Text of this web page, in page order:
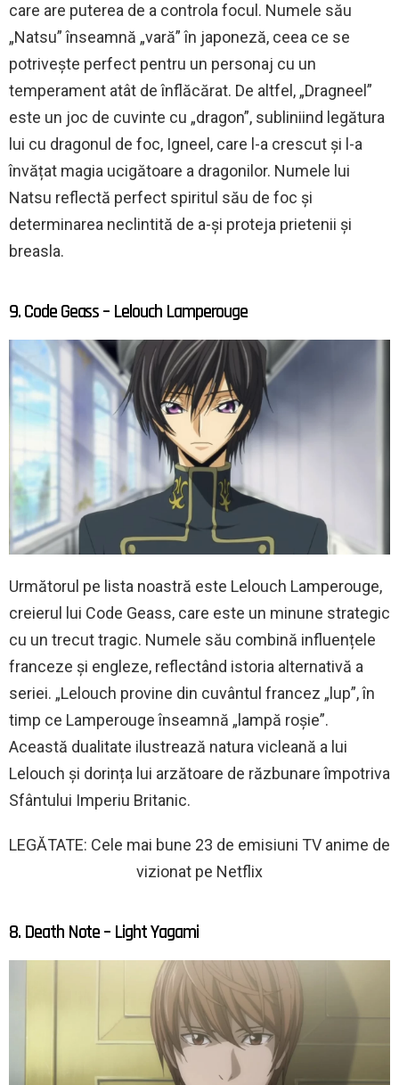
care are puterea de a controla focul. Numele său
„Natsu” înseamnă „vară” în japoneză, ceea ce se
potrivește perfect pentru un personaj cu un
temperament atât de înflăcărat. De altfel, „Dragneel”
este un joc de cuvinte cu „dragon”, subliniind legătura
lui cu dragonul de foc, Igneel, care l-a crescut și l-a
învățat magia ucigătoare a dragonilor. Numele lui
Natsu reflectă perfect spiritul său de foc și
determinarea neclintită de a-și proteja prietenii și
breasla.
9. Code Geass – Lelouch Lamperouge
Următorul pe lista noastră este Lelouch Lamperouge,
creierul lui Code Geass, care este un minune strategic
cu un trecut tragic. Numele său combină influențele
franceze și engleze, reflectând istoria alternativă a
seriei. „Lelouch provine din cuvântul francez „lup”, în
timp ce Lamperouge înseamnă „lampă roșie”.
Această dualitate ilustrează natura vicleană a lui
Lelouch și dorința lui arzătoare de răzbunare împotriva
Sfântului Imperiu Britanic.
LEGĂTATE: Cele mai bune 23 de emisiuni TV anime de
vizionat pe Netflix
8. Death Note – Light Yagami